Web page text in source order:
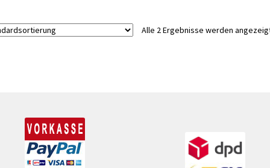
Alle 2 Ergebnisse werden